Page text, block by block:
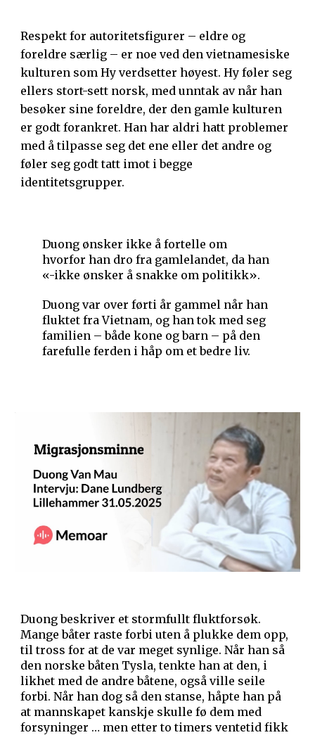
Respekt for autoritetsfigurer – eldre og
foreldre særlig – er noe ved den vietnamesiske
kulturen som Hy verdsetter høyest. Hy føler seg
ellers stort-sett norsk, med unntak av når han
besøker sine foreldre, der den gamle kulturen
er godt forankret. Han har aldri hatt problemer
med å tilpasse seg det ene eller det andre og
føler seg godt tatt imot i begge
identitetsgrupper.
Duong ønsker ikke å fortelle om
hvorfor han dro fra gamlelandet, da han
«-ikke ønsker å snakke om politikk».
Duong var over førti år gammel når han
fluktet fra Vietnam, og han tok med seg
familien – både kone og barn – på den
farefulle ferden i håp om et bedre liv.
Duong beskriver et stormfullt fluktforsøk.
Mange båter raste forbi uten å plukke dem opp,
til tross for at de var meget synlige. Når han så
den norske båten Tysla, tenkte han at den, i
likhet med de andre båtene, også ville seile
forbi. Når han dog så den stanse, håpte han på
at mannskapet kanskje skulle fø dem med
forsyninger … men etter to timers ventetid fikk